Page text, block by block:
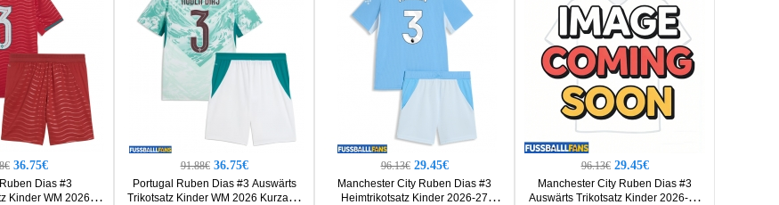
36.75€
Dias #3
Kinder WM 2026
91.88€ 36.75€
Portugal Ruben Dias #3 Auswärts
Trikotsatz Kinder WM 2026 Kurzarm
96.13€ 29.45€
Manchester City Ruben Dias #3
Heimtrikotsatz Kinder 2026-27
96.13€ 29.45€
Manchester City Ruben Dias #3
Auswärts Trikotsatz Kinder 2026-27